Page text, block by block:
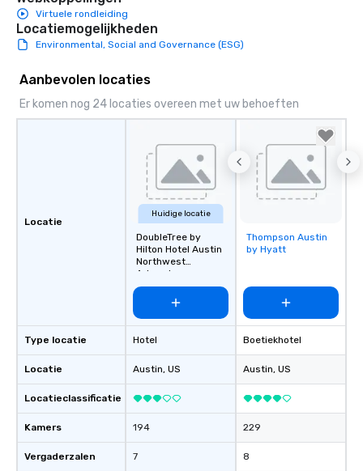
Virtuele rondleiding
Locatiemogelijkheden
Environmental, Social and Governance (ESG)
Aanbevolen locaties
Er komen nog 24 locaties overeen met uw behoeften
Locatie
Type locatie
Locatie
Locatieclassificatie
Kamers
Vergaderzalen
Huidige locatie
DoubleTree by
Hilton Hotel Austin
Northwest
Arboretum
Hotel
Austin, US
194
7
Removed from
favorites
Thompson Austin
by Hyatt
Boetiekhotel
Austin, US
229
8